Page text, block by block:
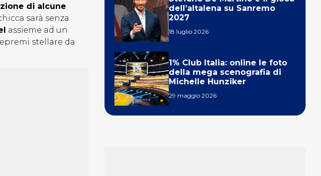
di alcune
sarà senza
assieme ad un
stellare da
dell’altalena su Sanremo
2027
18 luglio 2026
1% Club Italia: online le foto
della mega scenografia di
Michelle Hunziker
29 maggio 2026